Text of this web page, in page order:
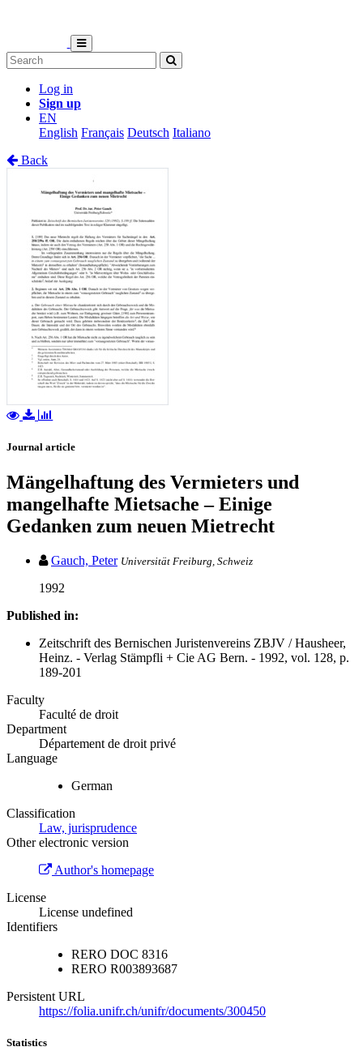
Log in
Sign up
EN
English Français Deutsch Italiano
Back
Journal article
Mängelhaftung des Vermieters und
mangelhafte Mietsache – Einige
Gedanken zum neuen Mietrecht
Gauch, Peter Universität Freiburg, Schweiz
1992
Published in:
Zeitschrift des Bernischen Juristenvereins ZBJV / Hausheer,
Heinz. - Verlag Stämpfli + Cie AG Bern. - 1992, vol. 128, p.
189-201
Faculty
Faculté de droit
Department
Département de droit privé
Language
German
Classification
Law, jurisprudence
Other electronic version
Author's homepage
License
License undefined
Identifiers
RERO DOC 8316
RERO R003893687
Persistent URL
https://folia.unifr.ch/unifr/documents/300450
Statistics